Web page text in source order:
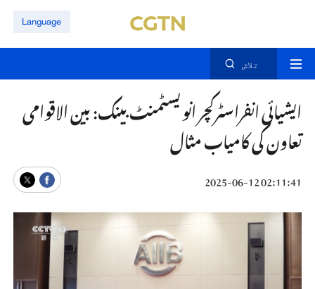
Language
تلاش
ایشیائی انفراسٹرکچر انویسٹمنٹ بینک: بین الاقوامی
تعاون کی کامیاب مثال
02:11:41 2025-06-12